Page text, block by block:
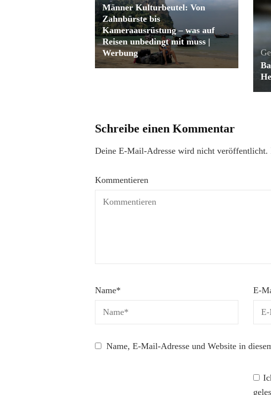
Männer Kulturbeutel: Von
Zahnbürste bis
Kameraausrüstung – was auf
Reisen unbedingt mit muss |
Werbung
Schreibe einen Kommentar
Deine E-Mail-Adresse wird nicht veröffentlicht.
Kommentieren
Name* E-
Name, E-Mail-Adresse und Website in